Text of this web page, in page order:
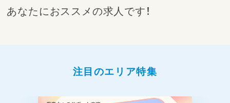
あなたにおススメの求人です！
注目のエリア特集